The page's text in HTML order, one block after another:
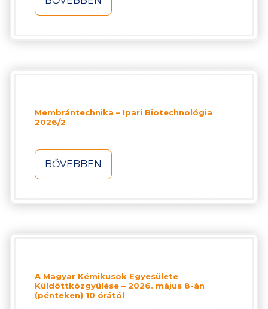
Membrántechnika – Ipari Biotechnológia
2026/2
BŐVEBBEN
A Magyar Kémikusok Egyesülete
Küldöttközgyűlése – 2026. május 8-án
(pénteken) 10 órától